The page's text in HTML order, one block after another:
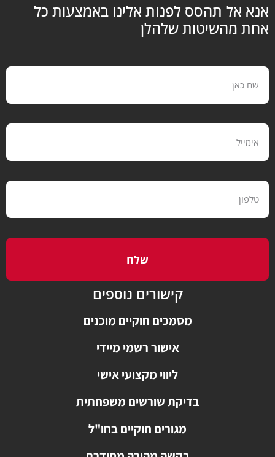
אל תהסס לפנות אלינו באמצעות כל
מהשיטות שלהלן
קישורים נוספים
מסמכים חוקיים מוכנים
אישור רשמי מיידי
ליווי מקצועי אישי
בדיקת שורשים משפחתית
מגורים חוקיים בחו"ל